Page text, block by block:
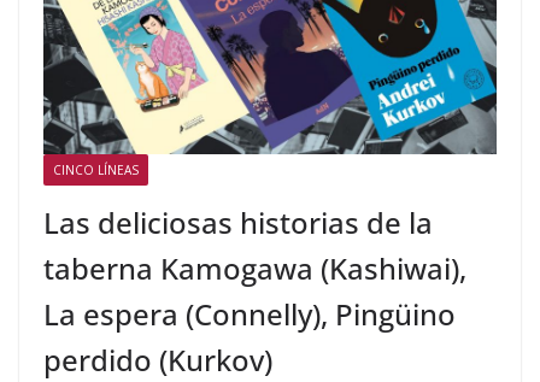
CINCO LÍNEAS
Las deliciosas historias de la
taberna Kamogawa (Kashiwai),
La espera (Connelly), Pingüino
perdido (Kurkov)